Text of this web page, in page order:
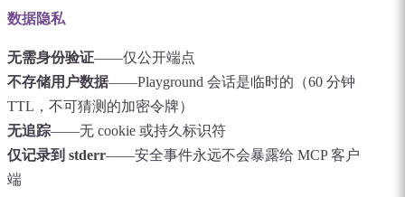
数据隐私
无需身份验证——仅公开端点
不存储用户数据——Playground 会话是临时的（60 分钟
TTL，不可猜测的加密令牌）
无追踪——无 cookie 或持久标识符
仅记录到 stderr——安全事件永远不会暴露给 MCP 客户
端